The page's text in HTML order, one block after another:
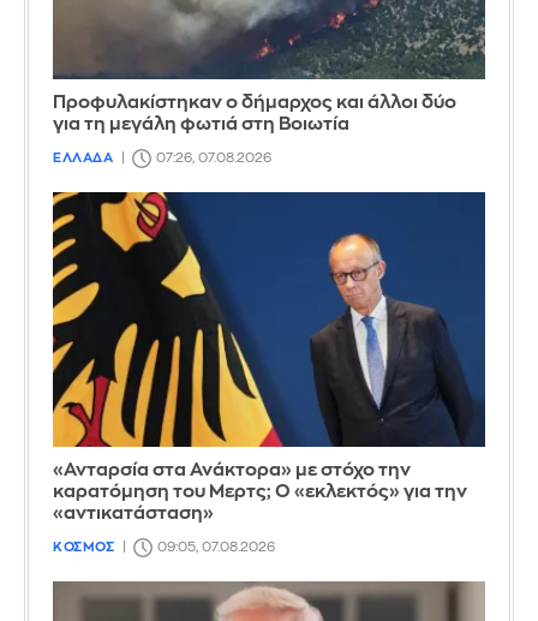
Προφυλακίστηκαν ο δήμαρχος και άλλοι δύο
για τη μεγάλη φωτιά στη Βοιωτία
ΕΛΛΑΔΑ 07:26, 07.08.2026
«Ανταρσία στα Ανάκτορα» με στόχο την
καρατόμηση του Μερτς; Ο «εκλεκτός» για την
«αντικατάσταση»
ΚΟΣΜΟΣ 09:05, 07.08.2026